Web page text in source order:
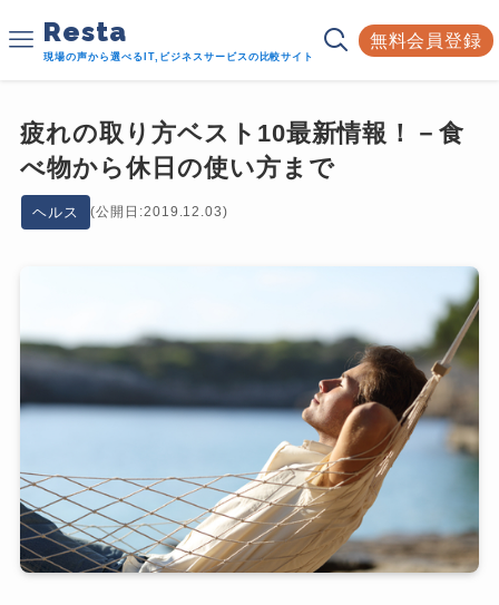
Resta
現場の声から選べるIT,ビジネスサービスの比較サイト
無料会員登録
疲れの取り方ベスト10最新情報！－食
べ物から休日の使い方まで
ヘルス (公開日:2019.12.03)